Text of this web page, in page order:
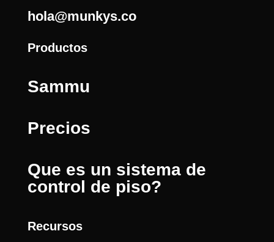
hola@munkys.co
Productos
Sammu
Precios
Que es un sistema de
control de piso?
Recursos